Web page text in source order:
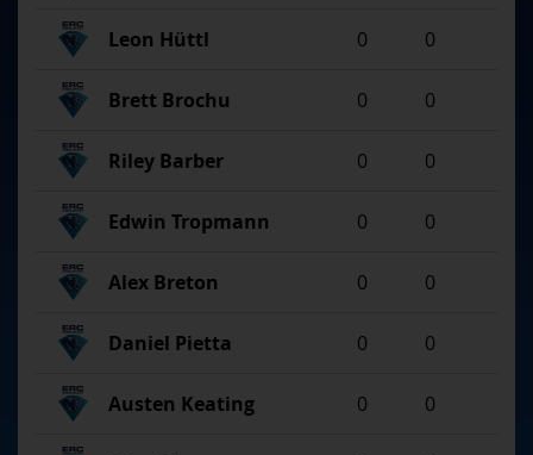
Leon Hüttl 0 0
Brett Brochu 0 0
Riley Barber 0 0
Edwin Tropmann 0 0
Alex Breton 0 0
Daniel Pietta 0 0
Austen Keating 0 0